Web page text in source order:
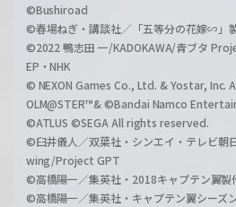
©Bushiroad
©春場ねぎ・講談社／「五等分の花嫁∽」
©2022 鴨志田 一/KADOKAWA/青ブタ
EP・NHK
© NEXON Games Co., Ltd. & Yostar, Inc.
OLM@STER™& ©Bandai Namco
©ATLUS ©SEGA All rights reserved.
©臼井儀人／双葉社・シンエイ・テレビ
wing/Project GPT
©高橋陽一／集英社・2018キャプテン翼製
©高橋陽一／集英社・キャプテン翼シーズ